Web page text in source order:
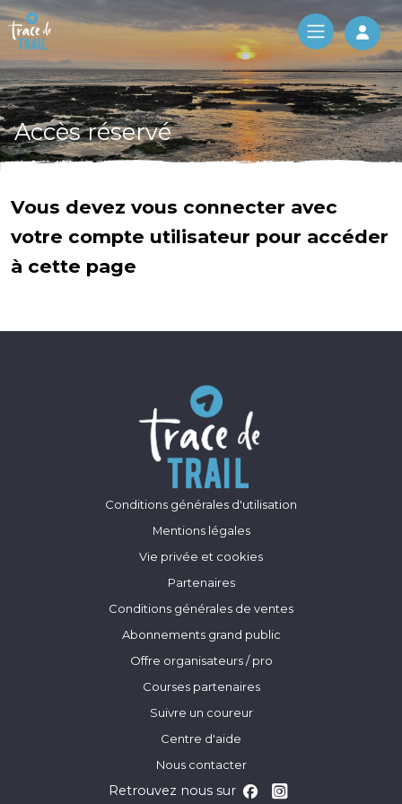
Log
Accès réservé
Vous devez vous connecter avec
votre compte utilisateur pour accéder
à cette page
Conditions générales d'utilisation
Mentions légales
Vie privée et cookies
Partenaires
Conditions générales de ventes
Abonnements grand public
Offre organisateurs / pro
Courses partenaires
Suivre un coureur
Centre d'aide
Nous contacter
Retrouvez nous sur